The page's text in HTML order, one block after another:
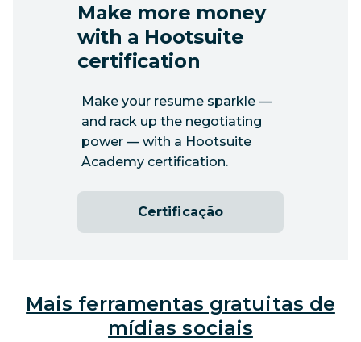
Make more money
with a Hootsuite
certification
Make your resume sparkle —
and rack up the negotiating
power — with a Hootsuite
Academy certification.
Certificação
Mais ferramentas gratuitas de
mídias sociais